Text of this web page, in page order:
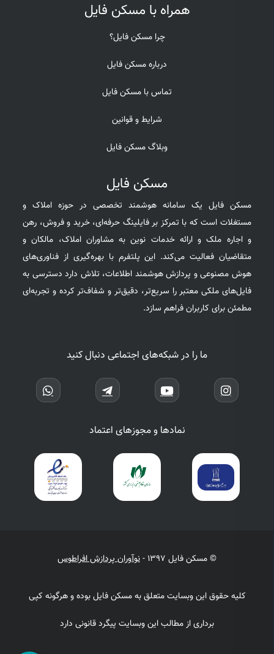
همراه با مسکن فایل
چرا مسکن فایل؟
درباره مسکن فایل
تماس با مسکن فایل
شرایط و قوانین
وبلاگ مسکن فایل
مسکن فایل
مسکن فایل یک سامانه هوشمند تخصصی در حوزه املاک و
مستغلات است که با تمرکز بر فایلینگ حرفه‌ای، خرید و فروش، رهن
و اجاره ملک و ارائه خدمات نوین به مشاوران املاک، مالکان و
متقاضیان فعالیت می‌کند. این پلتفرم با بهره‌گیری از فناوری‌های
هوش مصنوعی و پردازش هوشمند اطلاعات، تلاش دارد دسترسی به
فایل‌های ملکی معتبر را سریع‌تر، دقیق‌تر و شفاف‌تر کرده و تجربه‌ای
مطمئن برای کاربران فراهم سازد.
ما را در شبکه‌های اجتماعی دنبال کنید
نمادها و مجوزهای اعتماد
© مسکن فایل 1397 - نوآوران پردازش افراطوس
کلیه حقوق این وبسایت متعلق به مسکن فایل بوده و هرگونه کپی
برداری از مطالب این وبسایت پیگرد قانونی دارد